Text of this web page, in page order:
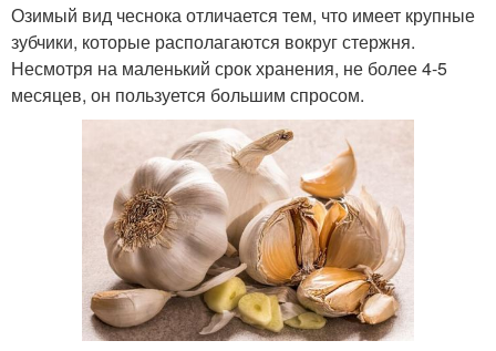
Озимый вид чеснока отличается тем, что имеет крупные
зубчики, которые располагаются вокруг стержня.
Несмотря на маленький срок хранения, не более 4-5
месяцев, он пользуется большим спросом.